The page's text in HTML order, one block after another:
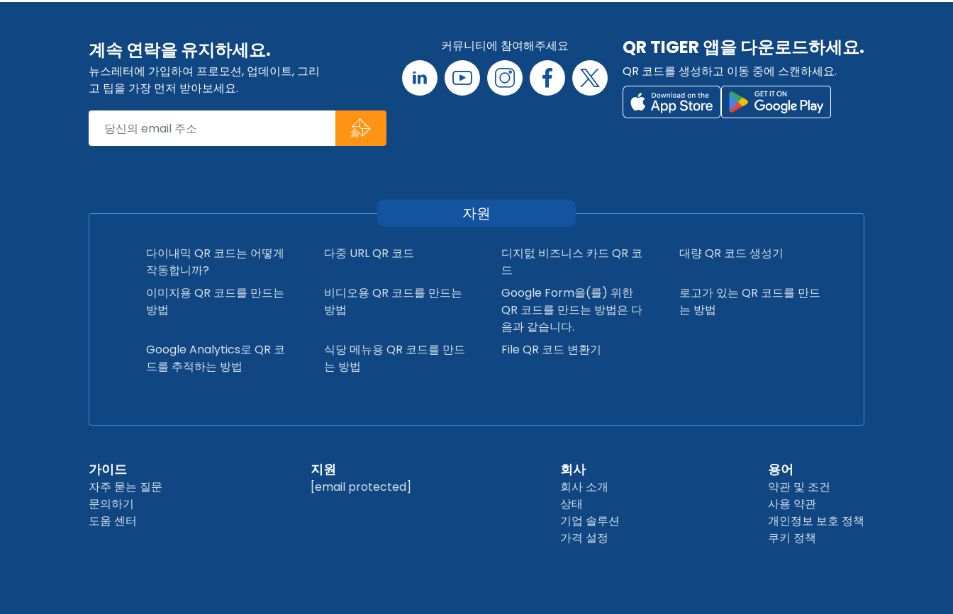
계속 연락을 유지하세요.
뉴스레터에 가입하여 프로모션, 업데이트, 그리
고 팁을 가장 먼저 받아보세요.
커뮤니티에 참여해주세요 QR TIGER 앱을 다운로드하세요.
QR 코드를 생성하고 이동 중에 스캔하세요.
자원
다이내믹 QR 코드는 어떻게
작동합니까?
다중 URL QR 코드
디지턼 비즈니스 카드 QR 코
드
대량 QR 코드 생성기
이미지용 QR 코드를 만드는
방법
비디오용 QR 코드를 만드는
방법
Google Form을(를) 위한
QR 코드를 만드는 방법은 다
음과 같습니다.
로고가 있는 QR 코드를 만드
는 방법
Google Analytics로 QR 코
드를 추적하는 방법
식당 메뉴용 QR 코드를 만드
는 방법
File QR 코드 변환기
가이드
자주 묻는 질문
문의하기
도움 센터
지원
[email protected]
회사
회사 소개
상태
기업 솔루션
가격 설정
용어
약관 및 조건
사용 약관
개인정보 보호 정책
쿠키 정책